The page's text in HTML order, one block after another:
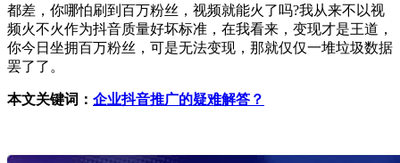
都差，你哪怕刷到百万粉丝，视频就能火了吗?我从来不以视
频火不火作为抖音质量好坏标准，在我看来，变现才是王道，
你今日坐拥百万粉丝，可是无法变现，那就仅仅一堆垃圾数据
罢了了。
本文关键词： 企业抖音推广的疑难解答？